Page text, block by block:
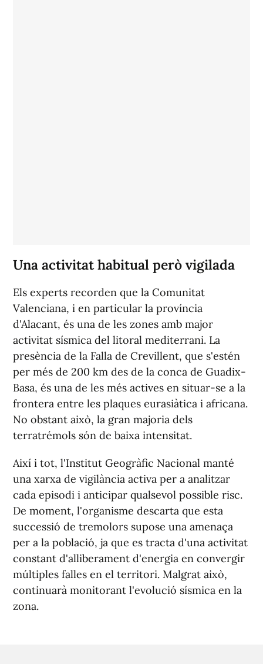
Una activitat habitual però vigilada
Els experts recorden que la Comunitat
Valenciana, i en particular la província
d'Alacant, és una de les zones amb major
activitat sísmica del litoral mediterrani. La
presència de la Falla de Crevillent, que s'estén
per més de 200 km des de la conca de Guadix-
Basa, és una de les més actives en situar-se a la
frontera entre les plaques eurasiàtica i africana.
No obstant això, la gran majoria dels
terratrémols són de baixa intensitat.
Així i tot, l'Institut Geogràfic Nacional manté
una xarxa de vigilància activa per a analitzar
cada episodi i anticipar qualsevol possible risc.
De moment, l'organisme descarta que esta
successió de tremolors supose una amenaça
per a la població, ja que es tracta d'una activitat
constant d'alliberament d'energia en convergir
múltiples falles en el territori. Malgrat això,
continuarà monitorant l'evolució sísmica en la
zona.